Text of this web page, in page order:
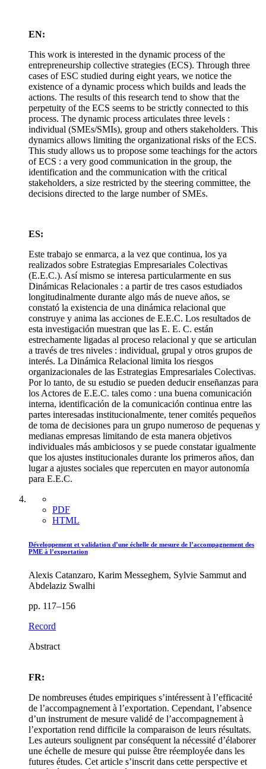
EN:
This work is interested in the dynamic process of the
entrepreneurship collective strategies (ECS). Through three
cases of ESC studied during eight years, we notice the
existence of a dynamic process which builds and leads the
actions. The results of this research tend to show that the
perpetuity of the ECS seems to be strictly connected to this
process. The dynamic process articulates three levels :
individual (SMEs/SMIs), group and others stakeholders. This
dynamics allows limiting the organizational risks of the ECS.
This study allows us to propose some teachings for the actors
of ECS : a very good communication in the group, the
identification and the communication with the critical
stakeholders, a size restricted by the steering committee, the
decisions directed to the large number of SMEs.
ES:
Este trabajo se enmarca, a la vez que continua, los ya
realizados sobre Estrategias Empresariales Colectivas
(E.E.C.). Así mismo se interesa particularmente en sus
Dinámicas Relacionales : a partir de tres casos estudiados
longitudinalmente durante algo más de nueve años, se
constató la existencia de una dinámica relacional que
construye y anima las acciones de E.E.C. Los resultados de
esta investigación muestran que las E. E. C. están
estrechamente ligadas al proceso relacional y que se articulan
a través de tres niveles : individual, grupal y otros grupos de
interés. La Dinámica Relacional limita los riesgos
organizacionales de las Estrategias Empresariales Colectivas.
Por lo tanto, de su estudio se pueden deducir enseñanzas para
los Actores de E.E.C. tales como : una buena comunicación
interna, identificación de la comunicación continua entre las
partes interesadas institucionalmente, tener comités pequeños
de toma de decisiones para un grupo numeroso de pequenas y
medianas empresas limitando de esta manera objetivos
individuales más ambiciosos y se puede constatar igualmente
que los ajustes institucionales durante los primeros años, dan
lugar a ajustes sociales que repercuten en mayor autonomía
para E.E.C.
PDF
HTML
Développement et validation d’une échelle de mesure de l’accompagnement des
PME à l’exportation
Alexis Catanzaro, Karim Messeghem, Sylvie Sammut and
Abdelaziz Swalhi
pp. 117–156
Record
Abstract
FR:
De nombreuses études empiriques s’intéressent à l’efficacité
de l’accompagnement à l’exportation. Cependant, l’absence
d’un instrument de mesure validé de l’accompagnement à
l’exportation rend difficile la comparaison de leurs résultats.
Les auteurs soulignent par conséquent la nécessité d’élaborer
une échelle de mesure qui puisse être réemployée dans les
futures études. Cet article s’inscrit dans cette perspective et